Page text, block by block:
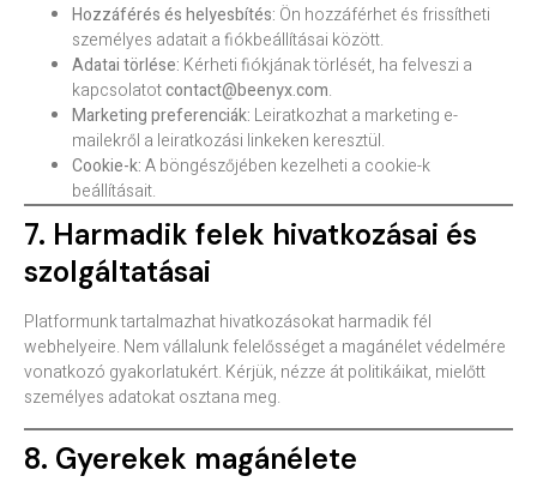
Hozzáférés és helyesbítés: Ön hozzáférhet és frissítheti
személyes adatait a fiókbeállításai között.
Adatai törlése: Kérheti fiókjának törlését, ha felveszi a
kapcsolatotcontact@beenyx.com.
Marketing preferenciák: Leiratkozhat a marketing e-
mailekről a leiratkozási linkeken keresztül.
Cookie-k:A böngészőjében kezelheti a cookie-k
beállításait.
7. Harmadik felek hivatkozásai és
szolgáltatásai
Platformunk tartalmazhat hivatkozásokat harmadik fél
webhelyeire. Nem vállalunk felelősséget a magánélet védelmére
vonatkozó gyakorlatukért. Kérjük, nézze át politikáikat, mielőtt
személyes adatokat osztana meg.
8. Gyerekek magánélete